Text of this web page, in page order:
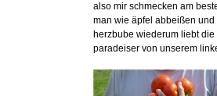
also mir schmecken am
man wie äpfel abbeißen
herzbube wiederum liebt
paradeiser von unserem